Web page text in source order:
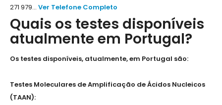
271 979... Ver Telefone Completo
Quais os testes disponíveis
atualmente em Portugal?
Os testes disponíveis, atualmente, em Portugal são:
Testes Moleculares de Amplificação de Ácidos Nucleicos
(TAAN):